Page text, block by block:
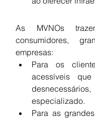
As MVNOs
consumidores,
empresas:
Para os
acessíveis
especializado.
Para as